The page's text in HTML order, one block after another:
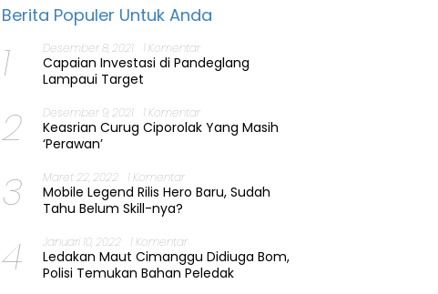
Berita Populer Untuk Anda
1 Desember 8, 2021 1 Komentar
Capaian Investasi di Pandeglang
Lampaui Target
2 Desember 9, 2021 1 Komentar
Keasrian Curug Ciporolak Yang Masih
‘Perawan’
3 Maret 22, 2022 1 Komentar
Mobile Legend Rilis Hero Baru, Sudah
Tahu Belum Skill-nya?
4 Januari 10, 2022 1 Komentar
Ledakan Maut Cimanggu Didiuga Bom,
Polisi Temukan Bahan Peledak